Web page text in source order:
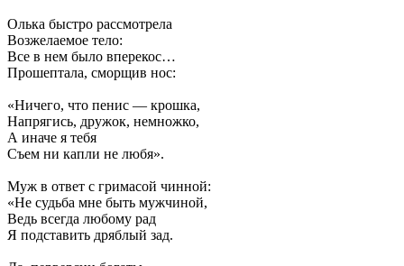
Олька быстро рассмотрела
Возжелаемое тело:
Все в нем было вперекос…
Прошептала, сморщив нос:
«Ничего, что пенис — крошка,
Напрягись, дружок, немножко,
А иначе я тебя
Съем ни капли не любя».
Муж в ответ с гримасой чинной:
«Не судьба мне быть мужчиной,
Ведь всегда любому рад
Я подставить дряблый зад.